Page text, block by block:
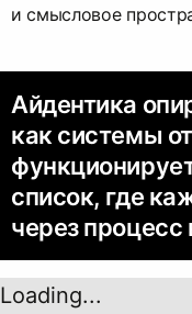
и смысловое
Айдентика
как системы
список, где
через
Loading...